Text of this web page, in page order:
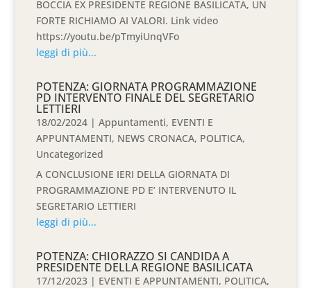
BOCCIA EX PRESIDENTE REGIONE BASILICATA, UN
FORTE RICHIAMO AI VALORI. Link video
https://youtu.be/pTmyiUnqVFo
leggi di più...
POTENZA: GIORNATA PROGRAMMAZIONE
PD INTERVENTO FINALE DEL SEGRETARIO
LETTIERI
18/02/2024 |Appuntamenti, EVENTI E
APPUNTAMENTI, NEWS CRONACA, POLITICA,
Uncategorized
A CONCLUSIONE IERI DELLA GIORNATA DI
PROGRAMMAZIONE PD E’ INTERVENUTO IL
SEGRETARIO LETTIERI
leggi di più...
POTENZA: CHIORAZZO SI CANDIDA A
PRESIDENTE DELLA REGIONE BASILICATA
17/12/2023 | EVENTI E APPUNTAMENTI, POLITICA,